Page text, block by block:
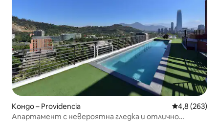
Кондо – Providencia Средна
4,8 (263)
Апартамент с невероятна гледка и отлично